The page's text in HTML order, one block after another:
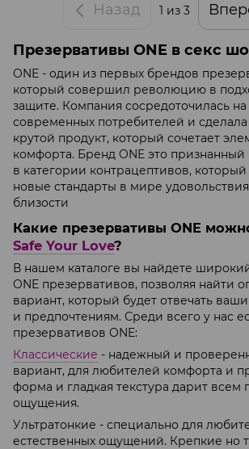
Назад 1 из 3
Презервативы ONE в секс
ONE - один из первых брендов
который совершил революцию в
защите. Компания сосредоточилась на
современных потребителей и
крутой продукт, который сочетает
комфорта. Бренд ONE это
в категории контрацептивов, который
новые стандарты в мире
близости
Какие презервативы ONE
Safe Your Love?
В нашем каталоге вы найдете
ONE презервативов, позволяя найти
вариант, который будет отвечать
и предпочтениям. Среди всего у нас
презервативов ONE:
Классические - надежный и
вариант, для любителей комфорта и
форма и гладкая текстура дарит всем
ощущения.
Ультратонкие - специально для
естественных ощущений. Крепкие но